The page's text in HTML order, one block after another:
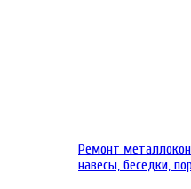
Ремонт
навесы, беседки,